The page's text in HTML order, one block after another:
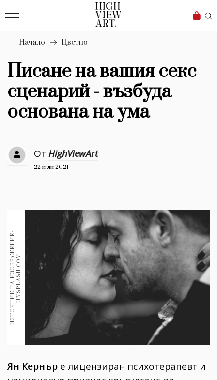
Бизнес
Мода
Dialogue
Изкуство
4339
Дизайн
Книги
30+
Гурме 1709
Пътувай
237
Здраве 389
Gentlemen
382
Начало Цветно
Писане на вашия секс
сценарий - възбуда
основана на ума
От HighViewArt
22 юли 2021
И
З
Т
О
Ч
Н
И
К
Н
А
И
З
О
Б
Р
А
Ж
Е
Н
И
Е
:
U
N
S
P
L
A
S
H
.
C
OM
Ян Кернър е лицензиран психотерапевт и